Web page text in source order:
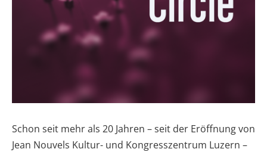
Schon seit mehr als 20 Jahren – seit der Eröffnung von
Jean Nouvels Kultur- und Kongresszentrum Luzern –